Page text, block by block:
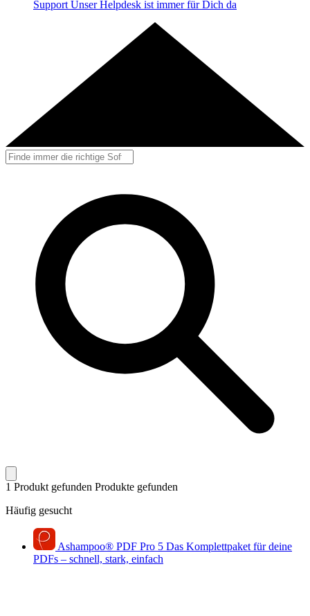
Support Unser Helpdesk ist immer für Dich da
1 Produkt gefunden Produkte gefunden
Häufig gesucht
Ashampoo® PDF Pro 5 Das Komplettpaket für deine
PDFs – schnell, stark, einfach